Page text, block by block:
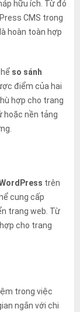
hữu ích. Từ đó
CMS trong
hoàn toàn hợp
so sánh
điểm của hai
hợp cho trang
hoặc nền tảng
trên
cung cấp
trang web. Từ
cho trang
trong việc
ngắn với chi